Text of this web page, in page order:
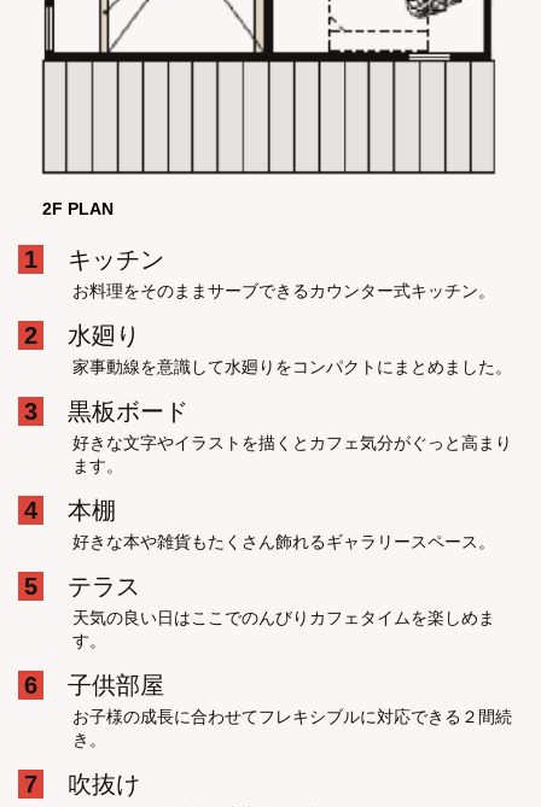
2F PLAN
1 キッチン
お料理をそのままサーブできるカウンター式キッチン。
2 水廻り
家事動線を意識して水廻りをコンパクトにまとめました。
3 黒板ボード
好きな文字やイラストを描くとカフェ気分がぐっと高まり
ます。
4 本棚
好きな本や雑貨もたくさん飾れるギャラリースペース。
5 テラス
天気の良い日はここでのんびりカフェタイムを楽しめま
す。
6 子供部屋
お子様の成長に合わせてフレキシブルに対応できる２間続
き。
7 吹抜け